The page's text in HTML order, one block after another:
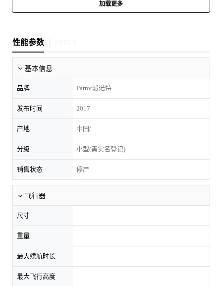
加载更多
性能参数
基本信息
品牌 Parrot派诺特
发布时间 2017
产地 中国/
分级 小型(需实名登记)
销售状态 停产
飞行器
尺寸
重量
最大续航时长
最大飞行高度